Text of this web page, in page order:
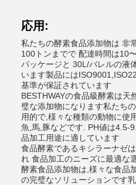
応用:
私たちの酵素食品添加物は 非
100トンまでで 配達時間は10
パッケージと 30L/バレルの液
います製品には
基準が保証されています
BESTHWAYの食品級酵素は天
璧な添加物になります私たち
用的で,様々な種類の動物に使
魚,馬,豚などです. PH値は4.5-
品加工用途に適しています
食品酵素であるキシラーナゼ
れ 食品加工のニーズに最適な
酵素食品添加物は,様々な食品
の完璧なソリューションです